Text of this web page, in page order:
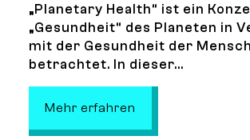
„Planetary Health“ ist ein
„Gesundheit“ des Planeten in
mit der Gesundheit der
betrachtet. In dieser...
Mehr erfahren